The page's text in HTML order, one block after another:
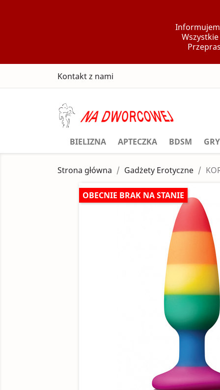
Kontakt z nami
BIELIZNA APTECZKA BDSM GRY
Strona główna Gadżety Erotyczne
OBECNIE BRAK NA STANIE